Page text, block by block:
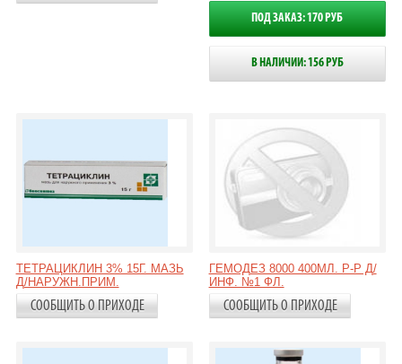
ПОД ЗАКАЗ: 170 РУБ
В НАЛИЧИИ: 156 РУБ
ТЕТРАЦИКЛИН 3% 15Г. МАЗЬ
Д/НАРУЖН.ПРИМ.
СООБЩИТЬ О ПРИХОДЕ
ГЕМОДЕЗ 8000 400МЛ. Р-Р Д/
ИНФ. №1 ФЛ.
СООБЩИТЬ О ПРИХОДЕ